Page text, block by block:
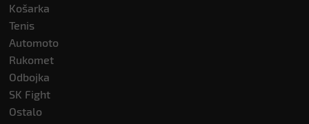
Košarka
Tenis
Automoto
Rukomet
Odbojka
SK Fight
Ostalo